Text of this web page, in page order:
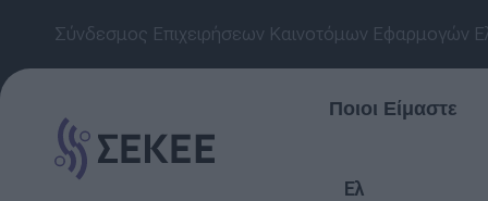
Σύνδεσμος Επιχειρήσεων Καινοτόμων Εφαρμογών
Ποιοι Είμαστε
Ελ